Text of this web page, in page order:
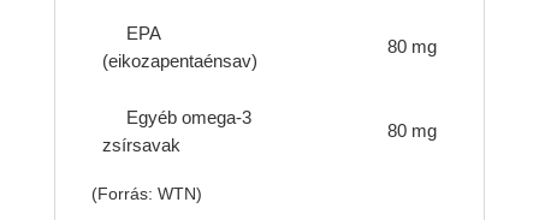
EPA
(eikozapentaénsav)
80 mg
Egyéb omega-3
zsírsavak
80 mg
(Forrás: WTN)